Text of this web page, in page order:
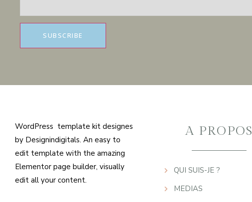
WordPress template kit designes
by Designindigitals. An easy to
edit template with the amazing
Elementor page builder, visually
edit all your content.
A PROPOS
QUI SUIS-JE ?
MEDIAS